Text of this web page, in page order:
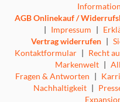
AGB Onlinekauf /
| Impressum |
Vertrag widerrufen |
Kontaktformular | Recht
Markenwelt |
Fragen & Antworten |
Nachhaltigkeit |